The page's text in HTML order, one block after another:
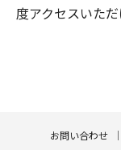
度アクセスいた
お問い合わせ